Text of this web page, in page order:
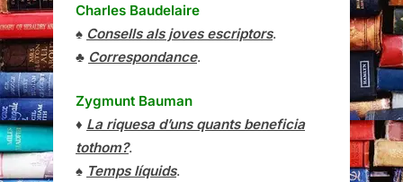
Charles Baudelaire
♠ Consells als joves escriptors.
♣ Correspondance.
Zygmunt Bauman
♦ La riquesa d’uns quants beneficia
tothom?.
♠ Temps líquids.